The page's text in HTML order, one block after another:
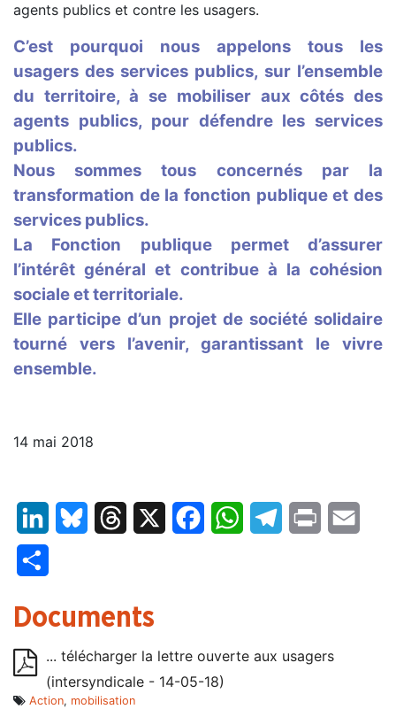
agents publics et contre les usagers.
C’est pourquoi nous appelons tous les
usagers des services publics, sur l’ensemble
du territoire, à se mobiliser aux côtés des
agents publics, pour défendre les services
publics.
Nous sommes tous concernés par la
transformation de la fonction publique et des
services publics.
La Fonction publique permet d’assurer
l’intérêt général et contribue à la cohésion
sociale et territoriale.
Elle participe d’un projet de société solidaire
tourné vers l’avenir, garantissant le vivre
ensemble.
14 mai 2018
LinkedInBluesky Threads FacebookWhatsAppTelegram
Print
Documents
... télécharger la lettre ouverte aux usagers
(intersyndicale - 14-05-18)
Action, mobilisation